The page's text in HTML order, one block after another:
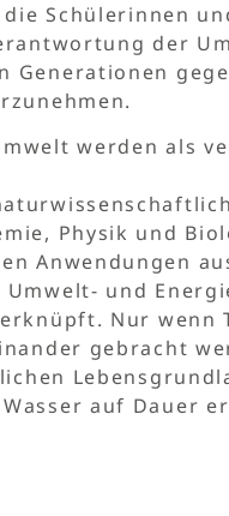
Schülerinnen
der
Generationen
werden als
Physik und
Anwendungen
Umwelt- und
Nur wenn
gebracht
auf Dauer